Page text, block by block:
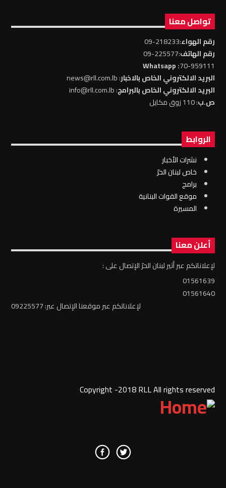
تواصل معنا
رقم الهواء:218233-09
رقم الهاتف:225577-09
70-959111
: Whatsapp
البريد الالكتروني الخاص بالاخبار: news@rll.com.lb
البريد الالكتروني الخاص بالبرامج: info@rll.com.lb
ص.ب: 110 زوق مكايل
الروابط
نشرات الأخبار
خاص لبنان الحرّ
برامج
موقع القوات البنانية
المسيرة
أعلن معنا
لإعلاناتكم عبر أثير لبنان الحرّ الإتصال على :
01561639
01561640
لإعلاناتكم عبر موقعنا الإتصال عبر: 09225577
Copyright -2018 RLL All rights reserved